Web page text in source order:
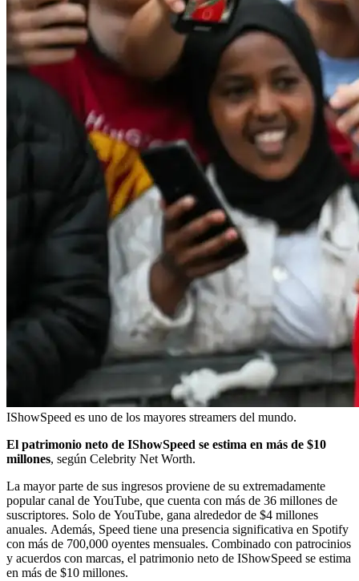
IShowSpeed es uno de los mayores streamers del mundo.
El patrimonio neto de IShowSpeed se estima en más de $10
millones, según Celebrity Net Worth.
La mayor parte de sus ingresos proviene de su extremadamente
popular canal de YouTube, que cuenta con más de 36 millones de
suscriptores. Solo de YouTube, gana alrededor de $4 millones
anuales. Además, Speed tiene una presencia significativa en Spotify
con más de 700,000 oyentes mensuales. Combinado con patrocinios
y acuerdos con marcas, el patrimonio neto de IShowSpeed se estima
en más de $10 millones.